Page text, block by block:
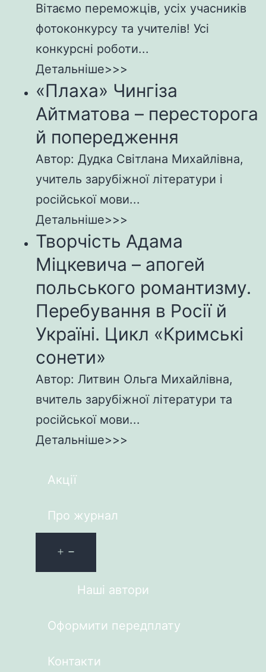
Вітаємо переможців, усіх учасників
фотоконкурсу та учителів! Усі
конкурсні роботи...
Детальніше>>>
«Плаха» Чингіза
Айтматова – пересторога
й попередження
Автор: Дудка Світлана Михайлівна,
учитель зарубіжної літератури і
російської мови...
Детальніше>>>
Творчість Адама
Міцкевича – апогей
польського романтизму.
Перебування в Росії й
Україні. Цикл «Кримські
сонети»
Автор: Литвин Ольга Михайлівна,
вчитель зарубіжної літератури та
російської мови...
Детальніше>>>
Акції
Про журнал
Наші автори
Оформити передплату
Контакти